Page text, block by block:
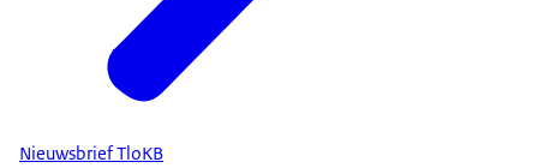
Nieuwsbrief TloKB